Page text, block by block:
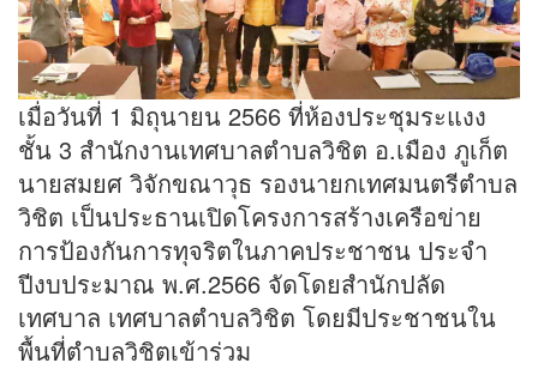
เมื่อวันที่ 1 มิถุนายน 2566 ที่ห้องประชุมระแงง
ชั้น 3 สำนักงานเทศบาลตำบลวิชิต อ.เมือง ภูเก็ต
นายสมยศ วิจักขณาวุธ รองนายกเทศมนตรีตำบล
วิชิต เป็นประธานเปิดโครงการสร้างเครือข่าย
การป้องกันการทุจริตในภาคประชาชน ประจำ
ปีงบประมาณ พ.ศ.2566 จัดโดยสำนักปลัด
เทศบาล เทศบาลตำบลวิชิต โดยมีประชาชนใน
พื้นที่ตำบลวิชิตเข้าร่วม